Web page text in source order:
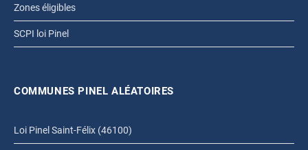
Zones éligibles
SCPI loi Pinel
COMMUNES PINEL ALÉATOIRES
Loi Pinel Saint-Félix (46100)